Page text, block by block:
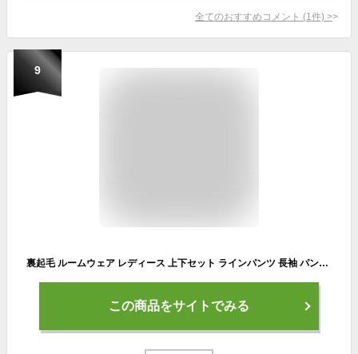
全てのおすすめコメント (1 件) >
9
裏起毛 ルームウェア レディース 上下セット ラインパンツ 長袖 パンツ 可愛い セットアップ トレーナー トップス スウェット パジャマ ストレッチ 部屋着 大きいサイズ ゆったり マタニティ 体型カバー 3L ポケット ワンマイルウェア 秋 冬 最強配送 修学旅行 クリスマス
この商品をサイトでみる